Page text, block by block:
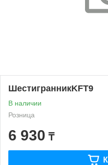
ШестигранникKFT9
В наличии
Розница
6 930 ₸